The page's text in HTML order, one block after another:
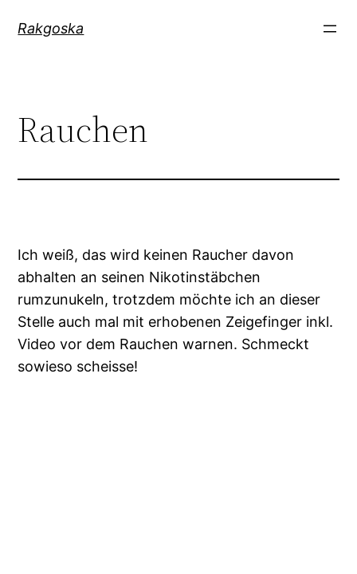
InhaltRakgoska
Rauchen
Ich weiß, das wird keinen Raucher davon
abhalten an seinen Nikotinstäbchen
rumzunukeln, trotzdem möchte ich an dieser
Stelle auch mal mit erhobenen Zeigefinger inkl.
Video vor dem Rauchen warnen. Schmeckt
sowieso scheisse!